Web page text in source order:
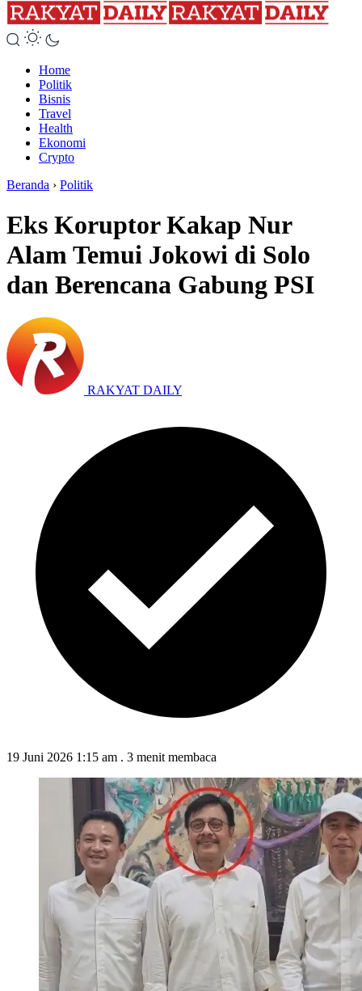
Home
Politik
Bisnis
Travel
Health
Ekonomi
Crypto
Beranda › Politik
Eks Koruptor Kakap Nur
Alam Temui Jokowi di Solo
dan Berencana Gabung PSI
RAKYAT DAILY
19 Juni 2026 1:15 am . 3 menit membaca